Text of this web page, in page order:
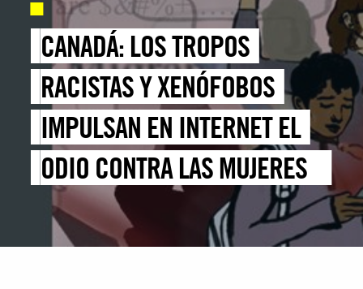
CANADÁ: LOS TROPOS
RACISTAS Y XENÓFOBOS
IMPULSAN EN INTERNET EL
ODIO CONTRA LAS MUJERES Y
PERSONAS LGBTQI+
RACIALIZADAS